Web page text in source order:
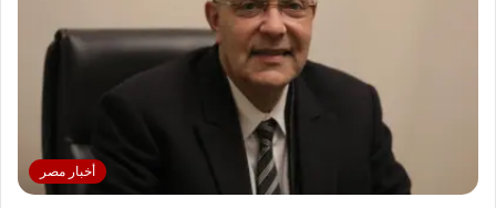
أخبار مصر